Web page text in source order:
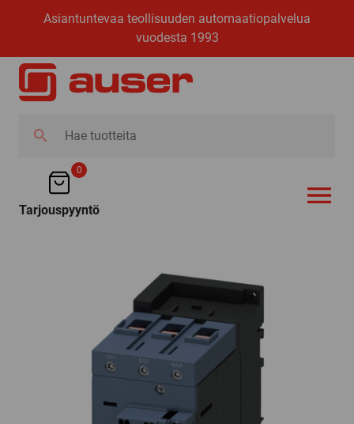
Asiantuntevaa teollisuuden automaatiopalvelua
vuodesta 1993
tuotteita
0
Tarjouspyyntö